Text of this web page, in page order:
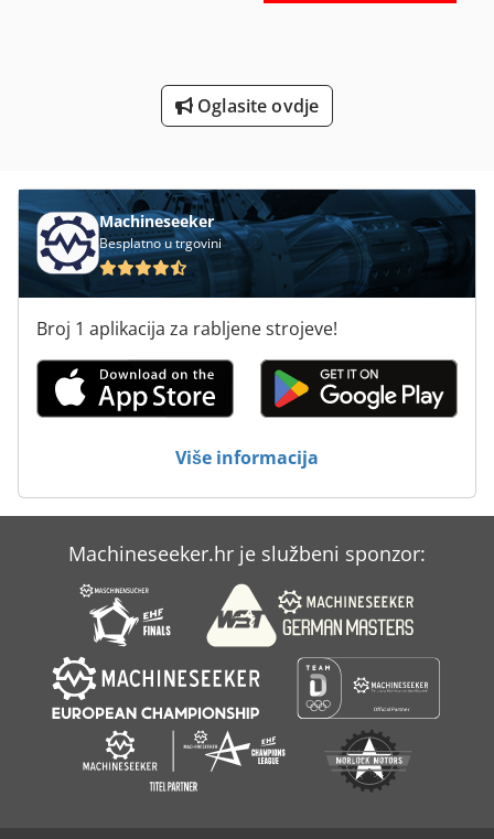
Usisni Ventilator
Oglasite ovdje
Machineseeker
Besplatno u trgovini
Broj 1 aplikacija za rabljene strojeve!
Više informacija
Machineseeker.hr je službeni sponzor: